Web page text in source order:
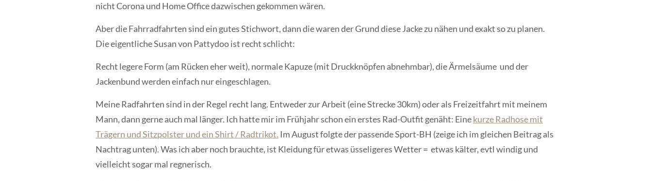
nicht Corona und Home Office dazwischen gekommen wären.
Aber die Fahrradfahrten sind ein gutes Stichwort, dann die waren der Grund diese Jacke zu nähen und exakt so zu planen.
Die eigentliche Susan von Pattydoo ist recht schlicht:
Recht legere Form (am Rücken eher weit), normale Kapuze (mit Druckknöpfen abnehmbar), die Ärmelsäume und der
Jackenbund werden einfach nur eingeschlagen.
Meine Radfahrten sind in der Regel recht lang. Entweder zur Arbeit (eine Strecke 30km) oder als Freizeitfahrt mit meinem
Mann, dann gerne auch mal länger. Ich hatte mir im Frühjahr schon ein erstes Rad-Outfit genäht: Einekurze Radhose mit
Trägern und Sitzpolster und ein Shirt / Radtrikot. Im August folgte der passende Sport-BH (zeige ich im gleichen Beitrag als
Nachtrag unten). Was ich aber noch brauchte, ist Kleidung für etwas üsseligeres Wetter = etwas kälter, evtl windig und
vielleicht sogar mal regnerisch.